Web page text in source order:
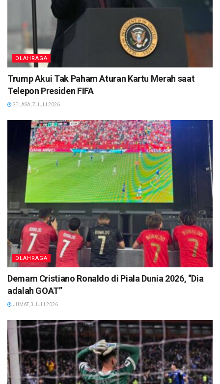
OLAHRAGA
Trump Akui Tak Paham Aturan Kartu Merah saat
Telepon Presiden FIFA
SELASA, 7 JULI 2026
OLAHRAGA
Demam Cristiano Ronaldo di Piala Dunia 2026, “Dia
adalah GOAT”
JUMAT, 3 JULI 2026